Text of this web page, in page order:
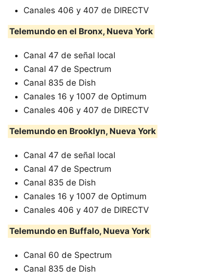
Canales 406 y 407 de DIRECTV
Telemundo en el Bronx, Nueva York
Canal 47 de señal local
Canal 47 de Spectrum
Canal 835 de Dish
Canales 16 y 1007 de Optimum
Canales 406 y 407 de DIRECTV
Telemundo en Brooklyn, Nueva York
Canal 47 de señal local
Canal 47 de Spectrum
Canal 835 de Dish
Canales 16 y 1007 de Optimum
Canales 406 y 407 de DIRECTV
Telemundo en Buffalo, Nueva York
Canal 60 de Spectrum
Canal 835 de Dish